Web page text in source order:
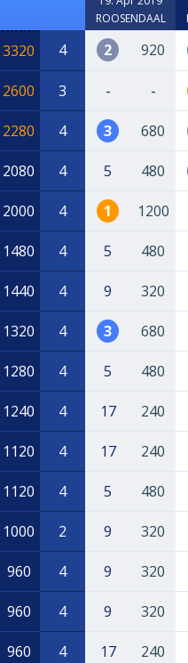
ROOSENDAAL
3320 4 2 920
2600 3 - -
2280 4 3 680
2080 4 5 480
2000 4 1 1200
1480 4 5 480
1440 4 9 320
1320 4 3 680
1280 4 5 480
1240 4 17 240
1120 4 17 240
1120 4 5 480
1000 2 9 320
960 4 9 320
960 4 9 320
960 4 17 240